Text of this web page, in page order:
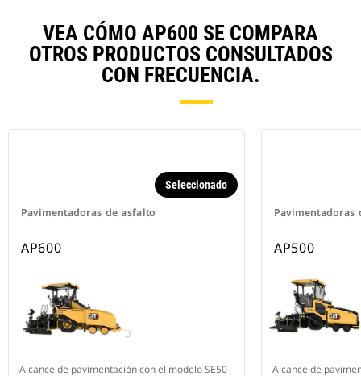
VEA CÓMO AP600 SE COMPARA
OTROS PRODUCTOS CONSULTADOS
CON FRECUENCIA.
Pavimentadoras de asfalto
Seleccionado
AP600
Alcance de pavimentación con el modelo SE50
Pavimentadoras
AP500
Alcance de